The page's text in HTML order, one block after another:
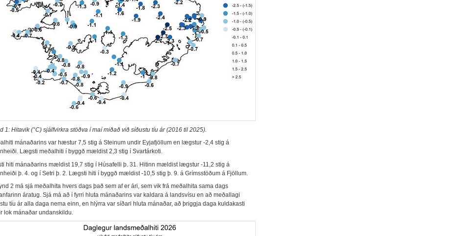
1: Hitavik (°C) sjálfvirkra stöðva í maí miðað við síðustu tíu ár (2016 til 2025).
mánaðarins var hæstur 7,5 stig á Steinum undir Eyjafjöllum en lægstur -2,4 stig á
Lægsti meðalhiti í byggð mældist 2,3 stig í Svartárkoti.
hiti mánaðarins mældist 19,7 stig í Húsafelli þ. 31. Hitinn mældist lægstur -11,2 stig á
þ. 4. og í Setri þ. 2. Lægsti hiti í byggð mældist -10,5 stig þ. 9. á Grímsstöðum á Fjöllum.
2 má sjá meðalhita hvers dags það sem af er ári, sem vik frá meðalhita sama dags
áratug. Sjá má að í fyrri hluta mánaðarins var kaldara á landsvísu en að meðallagi
tíu ár alla daga nema einn, en hlýrra var síðari hluta mánaðar, að þriggja daga kuldakasti
lok mánaðar undanskildu.